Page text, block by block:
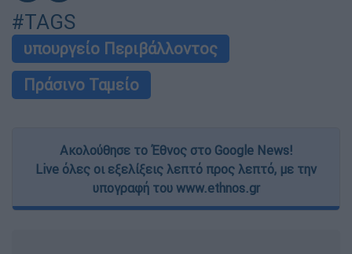
#TAGS
υπουργείο Περιβάλλοντος
Πράσινο Ταμείο
Ακολούθησε το Έθνος στο Google News!
Live όλες οι εξελίξεις λεπτό προς λεπτό, με την
υπογραφή του www.ethnos.gr